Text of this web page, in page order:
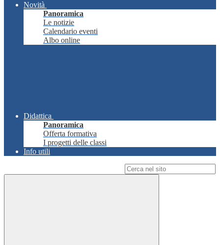
Novità
Panoramica
Le notizie
Calendario eventi
Albo online
Didattica
Panoramica
Offerta formativa
I progetti delle classi
Info utili